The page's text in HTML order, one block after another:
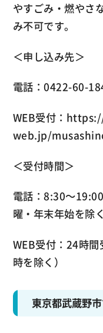
やすごみ・燃やさ
み不可です。
＜申し込み先＞
電話：0422-60-
WEB受付：
web.jp/
＜受付時間＞
電話：8:30～
曜・年末年始を除く
WEB受付：24時
時を除く）
東京都武蔵野